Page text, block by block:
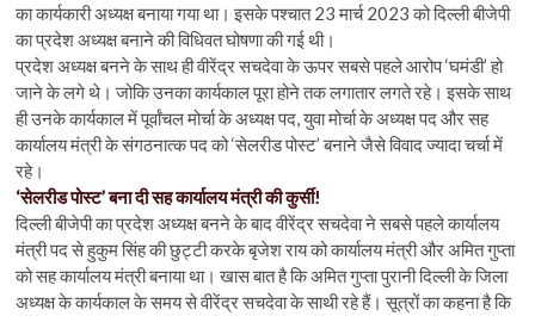
का कार्यकारी अध्यक्ष बनाया गया था। इसके पश्चात 23 मार्च 2023 को दिल्ली बीजेपी
का प्रदेश अध्यक्ष बनाने की विधिवत घोषणा की गई थी।
प्रदेश अध्यक्ष बनने के साथ ही वीरेंद्र सचदेवा के ऊपर सबसे पहले आरोप ‘घमंडी’ हो
जाने के लगे थे। जोकि उनका कार्यकाल पूरा होने तक लगातार लगते रहे। इसके साथ
ही उनके कार्यकाल में पूर्वांचल मोर्चा के अध्यक्ष पद, युवा मोर्चा के अध्यक्ष पद और सह
कार्यालय मंत्री के संगठनात्क पद को ‘सेलरीड पोस्ट’ बनाने जैसे विवाद ज्यादा चर्चा में
रहे।
‘सेलरीड पोस्ट’ बना दी सह कार्यालय मंत्री की कुर्सी!
दिल्ली बीजेपी का प्रदेश अध्यक्ष बनने के बाद वीरेंद्र सचदेवा ने सबसे पहले कार्यालय
मंत्री पद से हुकुम सिंह की छुट्टी करके बृजेश राय को कार्यालय मंत्री और अमित गुप्ता
को सह कार्यालय मंत्री बनाया था। खास बात है कि अमित गुप्ता पुरानी दिल्ली के जिला
अध्यक्ष के कार्यकाल के समय से वीरेंद्र सचदेवा के साथी रहे हैं। सूत्रों का कहना है कि